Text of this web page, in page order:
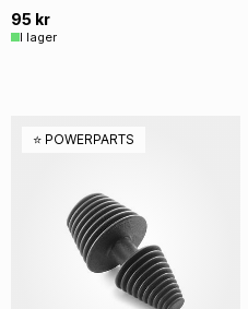
95 kr
I lager
⭐️ POWERPARTS